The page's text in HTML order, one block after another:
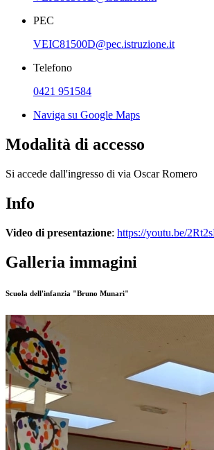
PEC
VEIC81500D@pec.istruzione.it
Telefono
0421 951584
Naviga su Google Maps
Modalità di accesso
Si accede dall'ingresso di via Oscar Romero
Info
Video di presentazione: https://youtu.be/
Galleria immagini
Scuola dell'infanzia "Bruno Munari"